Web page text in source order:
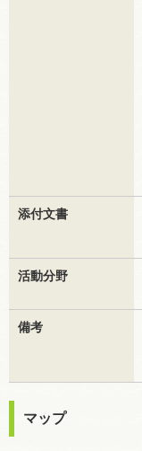
添付文書
活動分野
備考
マップ